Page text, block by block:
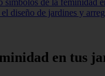
diseño de jardines y
en tus